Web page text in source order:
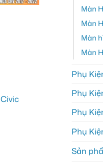
Màn
Màn
Màn
Màn
Phụ
Phụ
Phụ
Phụ
Sản